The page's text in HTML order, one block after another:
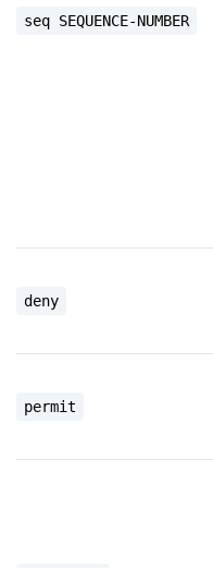
seq SEQUENCE-NUMBER
deny
permit